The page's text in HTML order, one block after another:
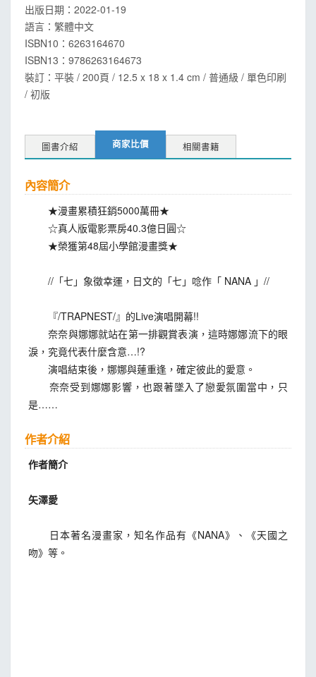
出版日期： 2022-01-19
語言： 繁體中文
ISBN10：6263164670
ISBN13： 9786263164673
裝訂：平裝 / 200頁 / 12.5 x 18 x 1.4 cm / 普通級 / 單色印刷
/ 初版
圖書介紹 商家比價 相關書籍
內容簡介
★漫畫累積狂銷5000萬冊★
☆真人版電影票房40.3億日圓☆
★榮獲第48屆小學館漫畫獎★
//「七」象徵幸運，日文的「七」唸作「 NANA 」//
『/TRAPNEST/』的Live演唱開幕!!
奈奈與娜娜就站在第一排觀賞表演，這時娜娜流下的眼
淚，究竟代表什麼含意…!?
演唱結束後，娜娜與蓮重逢，確定彼此的愛意。
奈奈受到娜娜影響，也跟著墜入了戀愛氛圍當中，只
是……
作者介紹
作者簡介
矢澤愛
日本著名漫畫家，知名作品有《NANA》、《天國之
吻》等。